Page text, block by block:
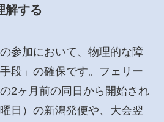
解する
参加において、物理的な障
段」の確保です。フェリー
2ヶ月前の同日から開始され
日）の新潟発便や、大会翌